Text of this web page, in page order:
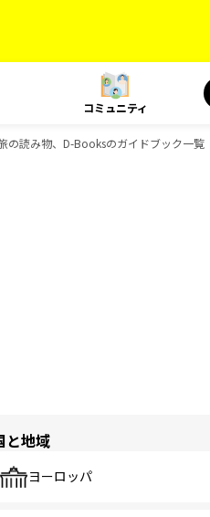
コミュニティ
の読み物、D-Booksのガイドブック一覧
と地域
ヨーロッパ